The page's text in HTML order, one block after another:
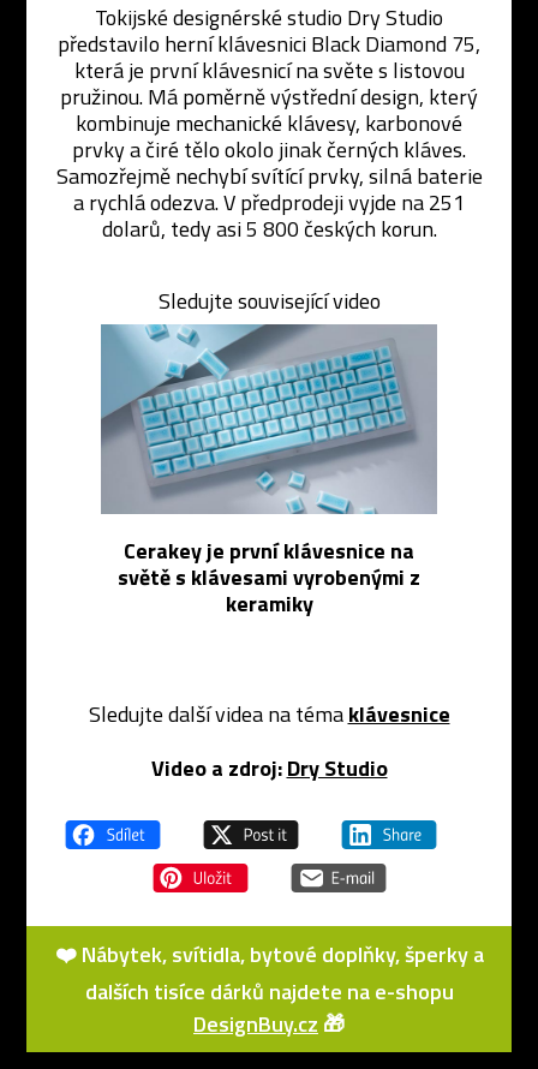
Tokijské designérské studio Dry Studio
představilo herní klávesnici Black Diamond 75,
která je první klávesnicí na světe s listovou
pružinou. Má poměrně výstřední design, který
kombinuje mechanické klávesy, karbonové
prvky a čiré tělo okolo jinak černých kláves.
Samozřejmě nechybí svítící prvky, silná baterie
a rychlá odezva. V předprodeji vyjde na 251
dolarů, tedy asi 5 800 českých korun.
Sledujte související video
Cerakey je první klávesnice na
světě s klávesami vyrobenými z
keramiky
Sledujte další videa na témaklávesnice
Video a zdroj: Dry Studio
❤️ Nábytek, svítidla, bytové doplňky, šperky a
dalších tisíce dárků najdete na e-shopu
DesignBuy.cz 🎁